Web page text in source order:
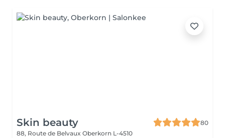
Skin beauty
80
88, Route de Belvaux Oberkorn L-4510